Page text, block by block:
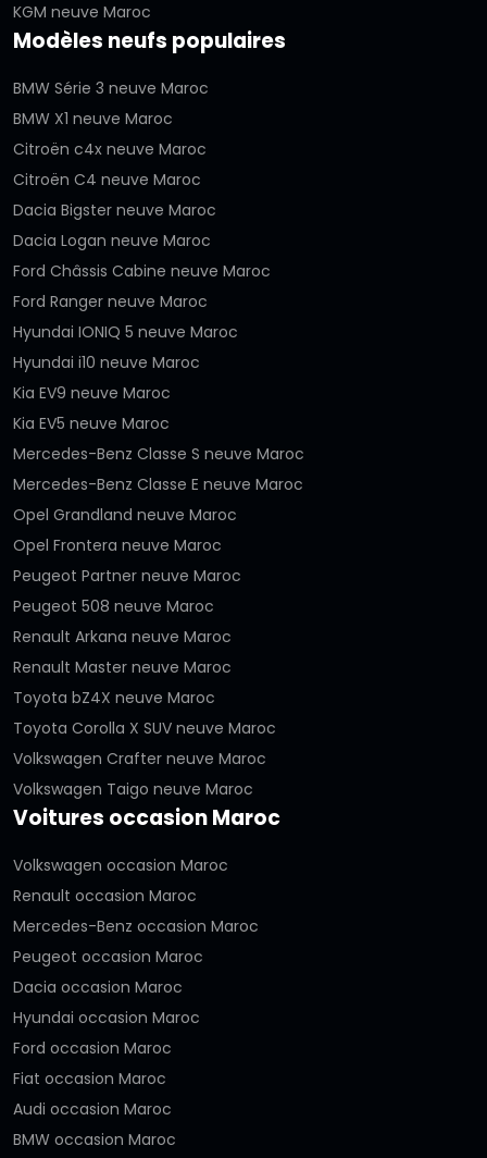
KGM neuve Maroc
Modèles neufs populaires
BMW Série 3 neuve Maroc
BMW X1 neuve Maroc
Citroën c4x neuve Maroc
Citroën C4 neuve Maroc
Dacia Bigster neuve Maroc
Dacia Logan neuve Maroc
Ford Châssis Cabine neuve Maroc
Ford Ranger neuve Maroc
Hyundai IONIQ 5 neuve Maroc
Hyundai i10 neuve Maroc
Kia EV9 neuve Maroc
Kia EV5 neuve Maroc
Mercedes-Benz Classe S neuve Maroc
Mercedes-Benz Classe E neuve Maroc
Opel Grandland neuve Maroc
Opel Frontera neuve Maroc
Peugeot Partner neuve Maroc
Peugeot 508 neuve Maroc
Renault Arkana neuve Maroc
Renault Master neuve Maroc
Toyota bZ4X neuve Maroc
Toyota Corolla X SUV neuve Maroc
Volkswagen Crafter neuve Maroc
Volkswagen Taigo neuve Maroc
Voitures occasion Maroc
Volkswagen occasion Maroc
Renault occasion Maroc
Mercedes-Benz occasion Maroc
Peugeot occasion Maroc
Dacia occasion Maroc
Hyundai occasion Maroc
Ford occasion Maroc
Fiat occasion Maroc
Audi occasion Maroc
BMW occasion Maroc